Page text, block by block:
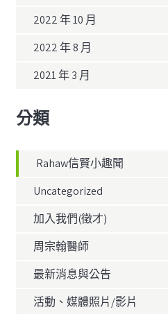
2022 年 10 月
2022 年 8 月
2021 年 3 月
分類
Rahaw信賢小趣聞
Uncategorized
加入我們(徵才)
周宗翰醫師
最新消息與公告
活動、媒體照片/影片